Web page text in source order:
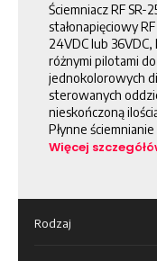
Ściemniacz RF
stałonapięciowy
24VDC lub
różnymi pilotami do
jednokolorowych
sterowanych
nieskończoną
Płynne
Więcej
Rodzaj